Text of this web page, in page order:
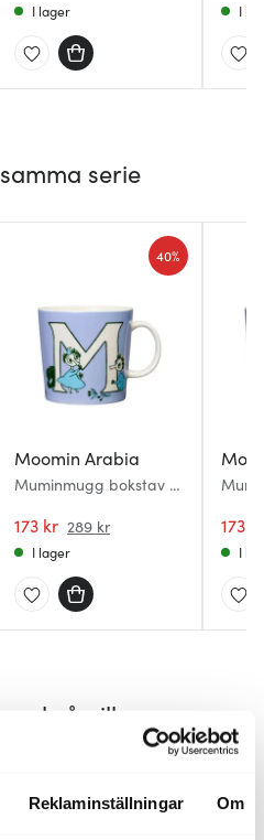
Reklaminställningar Om
I lager I
serie
Moomin Arabia
Muminmugg bokstav M
173 kr 289 kr
40%
I lager
173 kr
I
också gillar
25%